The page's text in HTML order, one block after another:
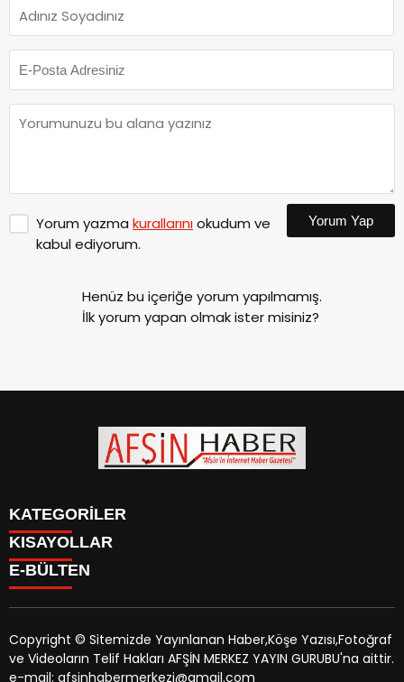
Yorum yazma kurallarınıokudum ve
kabul ediyorum.
Yorum Yap
Henüz bu içeriğe yorum yapılmamış.
İlk yorum yapan olmak ister misiniz?
KATEGORİLER
SİYASET
EĞİTİM
MAGAZİN
MANŞETLER
ÖZEL HABER
KISAYOLLAR
SİYASET
EĞİTİM
KÜLTÜR SANAT
MAGAZİN
E-BÜLTEN
afsinhaber.com e-bültenine abone olarak, tarafınıza haber,
Copyright © Sitemizde Yayınlanan Haber,Köşe Yazısı,Fotoğraf
ve Videoların Telif Hakları AFŞİN MERKEZ YAYIN GURUBU'na aittir.
e-mail: afsinhabermerkezi@gmail.com